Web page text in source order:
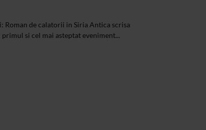
Roman de calatorii in Siria Antica scrisa
si cel mai asteptat eveniment...